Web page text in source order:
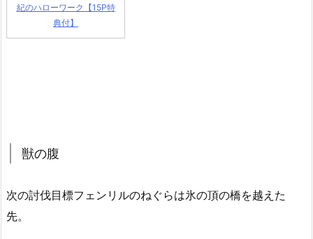
紀のハローワーク【15P特
典付】
獣の腹
次の討伐目標フェンリルのねぐらは氷の頂の橋を越えた
先。